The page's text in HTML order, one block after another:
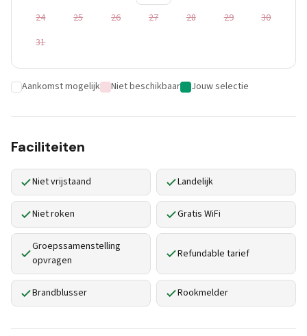
24
25 26 27 28 29
30
31
Aankomst mogelijk Niet beschikbaar Jouw selectie
Faciliteiten
Niet vrijstaand Landelijk
Niet roken Gratis WiFi
Groepssamenstelling
opvragen
Refundable tarief
Brandblusser Rookmelder